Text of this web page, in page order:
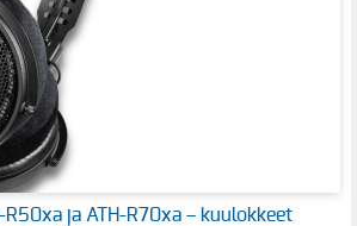
R50xa ja ATH-R70xa – kuulokkeet